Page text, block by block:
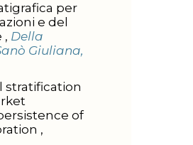
per
e del
mutamento sociale , Della
Giuliana,
stratification
of
hierarchical incorporation ,